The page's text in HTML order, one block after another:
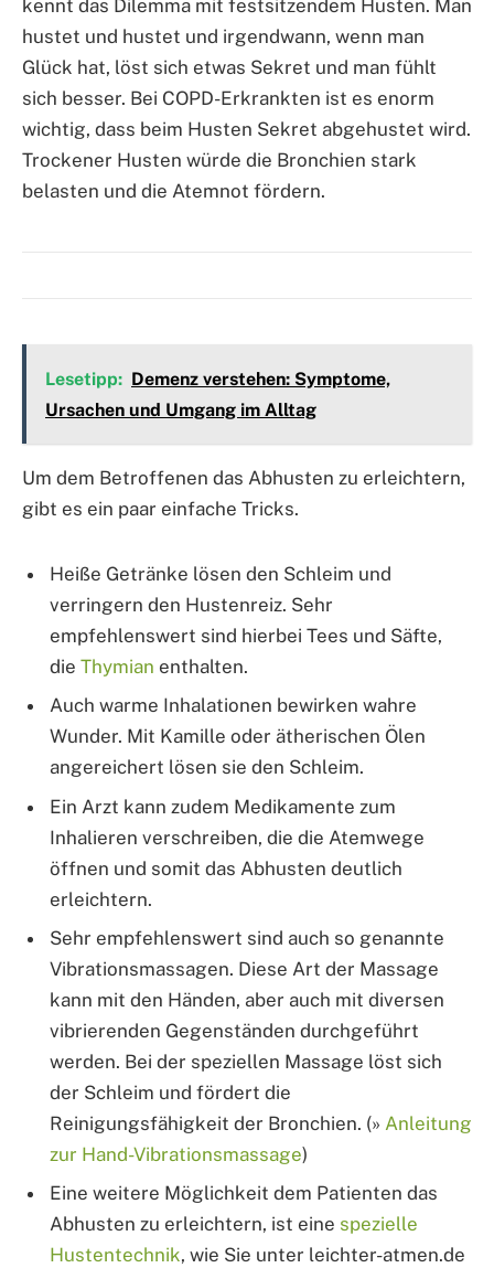
kennt das Dilemma mit festsitzendem Husten. Man
hustet und hustet und irgendwann, wenn man
Glück hat, löst sich etwas Sekret und man fühlt
sich besser. Bei COPD-Erkrankten ist es enorm
wichtig, dass beim Husten Sekret abgehustet wird.
Trockener Husten würde die Bronchien stark
belasten und die Atemnot fördern.
Lesetipp: Demenz verstehen: Symptome,
Ursachen und Umgang im Alltag
Um dem Betroffenen das Abhusten zu erleichtern,
gibt es ein paar einfache Tricks.
Heiße Getränke lösen den Schleim und
verringern den Hustenreiz. Sehr
empfehlenswert sind hierbei Tees und Säfte,
die Thymian enthalten.
Auch warme Inhalationen bewirken wahre
Wunder. Mit Kamille oder ätherischen Ölen
angereichert lösen sie den Schleim.
Ein Arzt kann zudem Medikamente zum
Inhalieren verschreiben, die die Atemwege
öffnen und somit das Abhusten deutlich
erleichtern.
Sehr empfehlenswert sind auch so genannte
Vibrationsmassagen. Diese Art der Massage
kann mit den Händen, aber auch mit diversen
vibrierenden Gegenständen durchgeführt
werden. Bei der speziellen Massage löst sich
der Schleim und fördert die
Reinigungsfähigkeit der Bronchien. (» Anleitung
zur Hand-Vibrationsmassage)
Eine weitere Möglichkeit dem Patienten das
Abhusten zu erleichtern, ist eine spezielle
Hustentechnik, wie Sie unter leichter-atmen.de